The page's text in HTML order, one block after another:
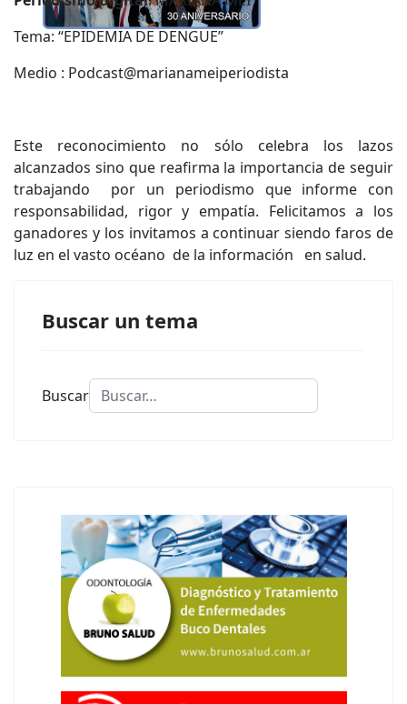
Tema: “EPIDEMIA DE DENGUE”
Medio : Podcast@marianameiperiodista
Este reconocimiento no sólo celebra los lazos
alcanzados sino que reafirma la importancia de seguir
trabajando por un periodismo que informe con
responsabilidad, rigor y empatía. Felicitamos a los
ganadores y los invitamos a continuar siendo faros de
luz en el vasto océano de la información en salud.
Buscar un tema
Buscar